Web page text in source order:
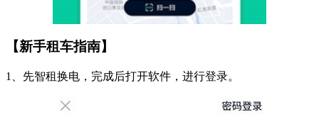
【新手租车指南】
1、先智租换电，完成后打开软件，进行登录。